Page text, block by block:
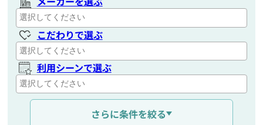
こだわりで選ぶ
利用シーンで選ぶ
通信距離を選ぶ
さらに条件を絞る